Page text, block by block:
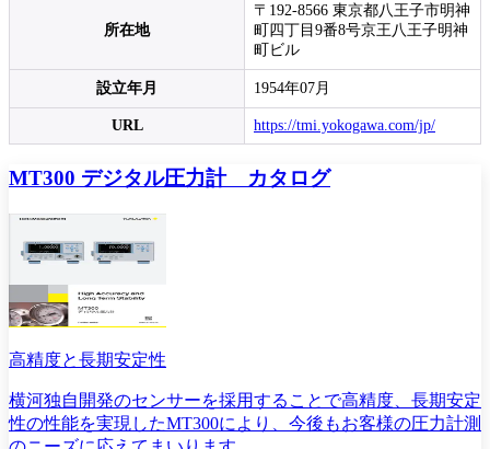
所在地
〒192-8566 東京都八王子市明神
町四丁目9番8号京王八王子明神
町ビル
設立年月 1954年07月
URL https://tmi.yokogawa.com/jp/
MT300 デジタル圧力計 カタログ
高精度と長期安定性
横河独自開発のセンサーを採用することで高精度、長期安定
性の性能を実現したMT300により、今後もお客様の圧力計測